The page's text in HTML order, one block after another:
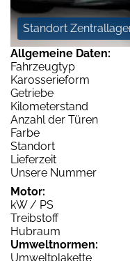
Standort
Allgemeine Daten:
Fahrzeugtyp
Karosserieform
Getriebe
Kilometerstand
Anzahl der Türen
Farbe
Standort
Lieferzeit
Unsere Nummer
Motor:
kW / PS
Treibstoff
Hubraum
Umweltnormen:
Umweltplakette